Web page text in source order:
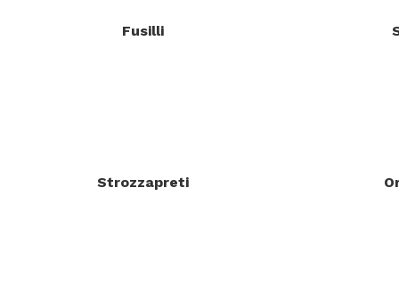
Fusilli
Strozzapreti